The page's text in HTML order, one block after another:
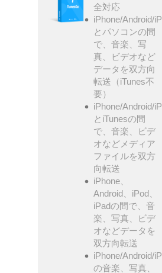
全対応
iPhone/Android/
とパソコンの間
で、音楽、写
真、ビデオなど
データを双方向
転送（iTunes不
要）
iPhone/Android/
とiTunesの間
で、音楽、ビデ
オなどメディア
ファイルを双方
向転送
iPhone、
Android、iPod、
iPadの間で、音
楽、写真、ビデ
オなどデータを
双方向転送
iPhone/Android/
の音楽、写真、